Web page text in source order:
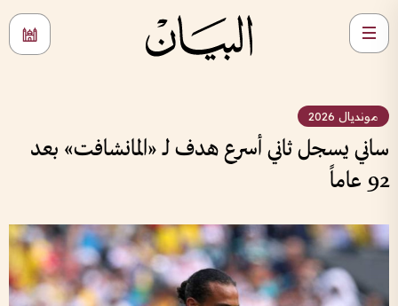
مونديال 2026
ساني يسجل ثاني أسرع هدف لـ «المانشافت» بعد
92 عاماً